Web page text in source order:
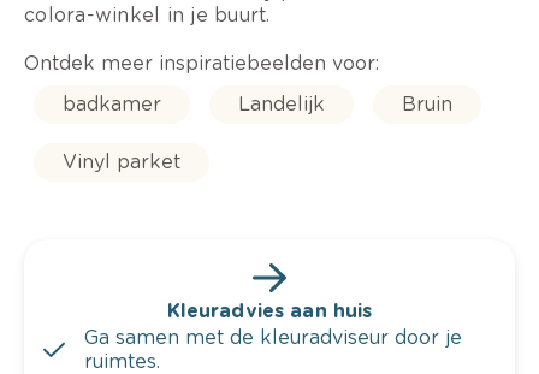
colora-winkel in je buurt.
Ontdek meer inspiratiebeelden voor:
badkamer
Landelijk Bruin
Vinyl parket
Kleuradvies aan huis
Ga samen met de kleuradviseur door je
ruimtes.